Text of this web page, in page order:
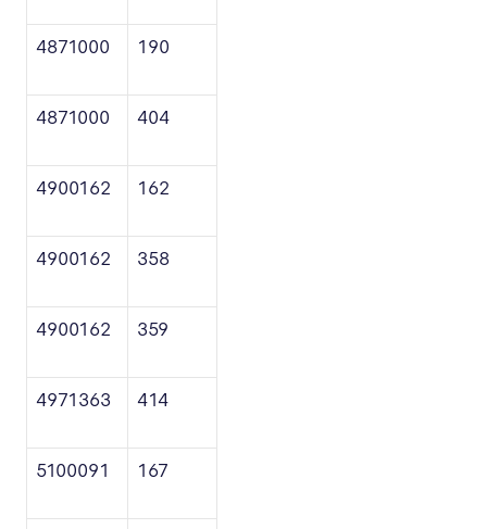
4871000 190
4871000 404
4900162 162
4900162 358
4900162 359
4971363 414
5100091 167